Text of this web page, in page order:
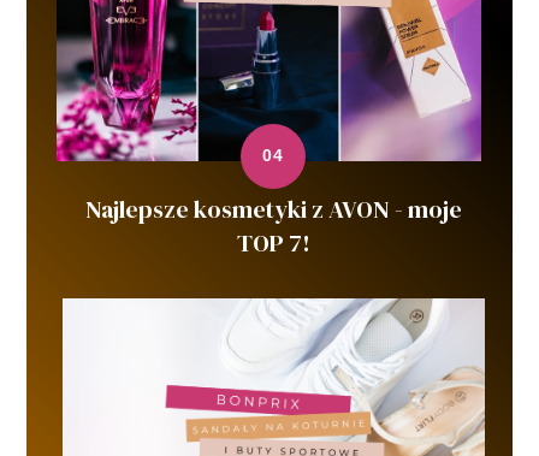
Najlepsze kosmetyki z AVON - moje
TOP 7!